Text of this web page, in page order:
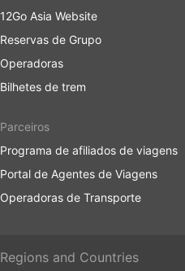
12Go Asia Website
Reservas de Grupo
Operadoras
Bilhetes de trem
Parceiros
Programa de afiliados de viagens
Portal de Agentes de Viagens
Operadoras de Transporte
Regions and Countries